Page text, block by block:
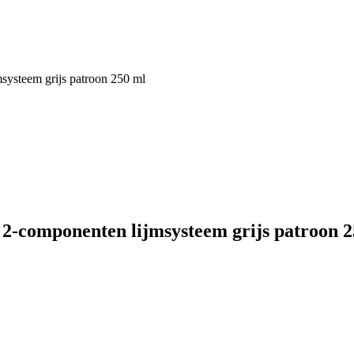
grijs patroon 250 ml
componenten lijmsysteem grijs patroon